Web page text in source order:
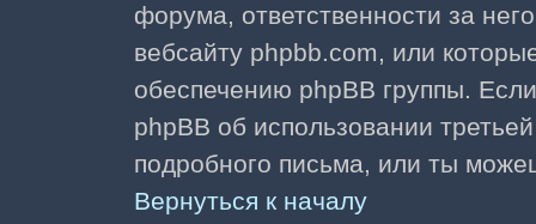
форума, ответственности за
вебсайту phpbb.com, или
обеспечению phpBB группы.
phpBB об использовании
подробного письма, или ты
Вернуться к началу